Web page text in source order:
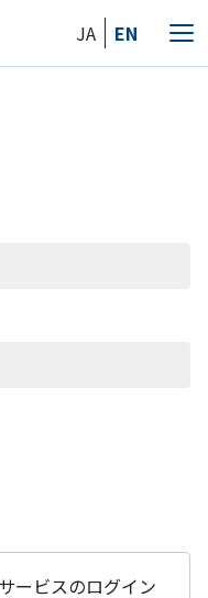
JA EN
メ
ービスのログイン